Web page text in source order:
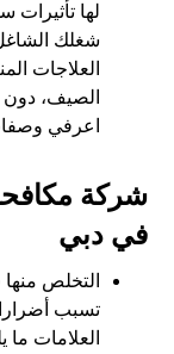
لها
شغلك
العلاجات
الصيف، دون
اعرفي
شركة
في دبي
التخلص
تسبب أضرارا
العلامات ما